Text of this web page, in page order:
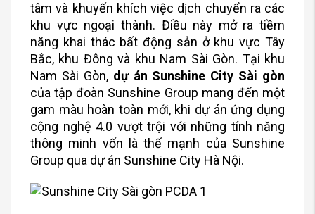
tâm và khuyến khích việc dịch chuyển ra các
khu vực ngoại thành. Điều này mở ra tiềm
năng khai thác bất động sản ở khu vực Tây
Bắc, khu Đông và khu Nam Sài Gòn. Tại khu
Nam Sài Gòn, dự án Sunshine City Sài gòn
của tập đoàn Sunshine Group mang đến một
gam màu hoàn toàn mới, khi dự án ứng dụng
cộng nghệ 4.0 vượt trội với những tính năng
thông minh vốn là thế mạnh của Sunshine
Group qua dự án Sunshine City Hà Nội.